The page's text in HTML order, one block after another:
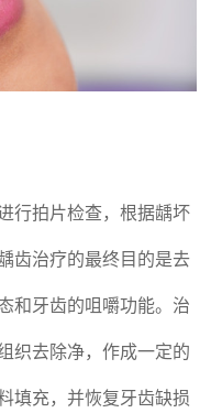
行拍片检查，根据龋坏
齿治疗的最终目的是去
和牙齿的咀嚼功能。治
织去除净，作成一定的
填充，并恢复牙齿缺损